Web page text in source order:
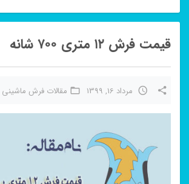
قیمت فرش ۱۲ متری ۷۰۰ شانه
مرداد 16, 1399 مقالات فرش ماشینی